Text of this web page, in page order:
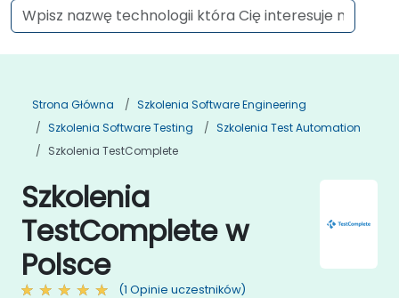
Strona Główna
Szkolenia Software Engineering
Szkolenia Software Testing
Szkolenia Test Automation
Szkolenia TestComplete
Szkolenia
TestComplete w
Polsce
(1 Opinie uczestników)